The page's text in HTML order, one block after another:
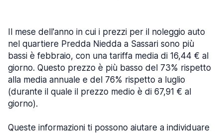
Il mese dell'anno in cui i prezzi per il noleggio auto
nel quartiere Predda Niedda a Sassari sono più
bassi è febbraio, con una tariffa media di 16,44 € al
giorno. Questo prezzo è più basso del 73% rispetto
alla media annuale e del 76% rispetto a luglio
(durante il quale il prezzo medio è di 67,91 € al
giorno).
Queste informazioni ti possono aiutare a individuare